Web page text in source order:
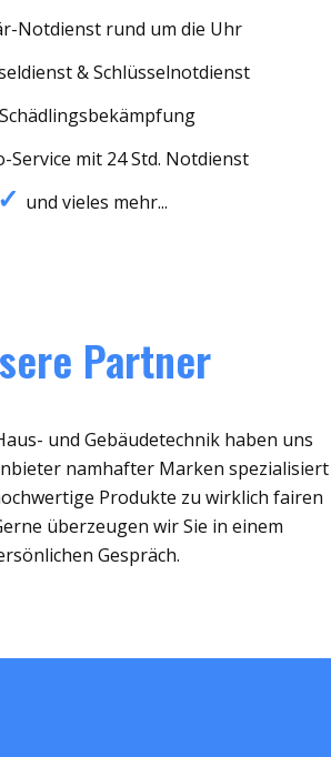
Notdienst rund um die Uhr
& Schlüsselnotdienst
Schädlingsbekämpfung
Service mit 24 Std. Notdienst
und vieles mehr...
Partner
und Gebäudetechnik haben uns
namhafter Marken spezialisiert
Produkte zu wirklich fairen
überzeugen wir Sie in einem
Gespräch.